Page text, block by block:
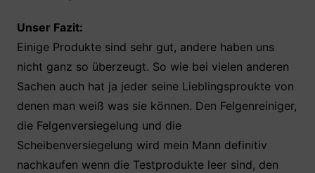
Unser Fazit:
Einige Produkte sind sehr gut, andere haben uns
nicht ganz so überzeugt. So wie bei vielen anderen
Sachen auch hat ja jeder seine Lieblingsproukte von
denen man weiß was sie können. Den Felgenreiniger,
die Felgenversiegelung und die
Scheibenversiegelung wird mein Mann definitiv
nachkaufen wenn die Testprodukte leer sind, den